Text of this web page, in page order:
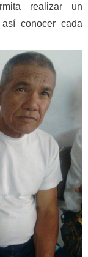
realizar un
conocer cada